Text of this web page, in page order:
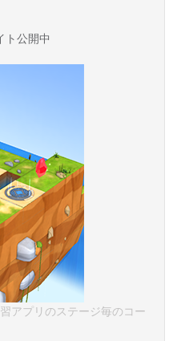
ト公開中
アプリのステージ毎のコー